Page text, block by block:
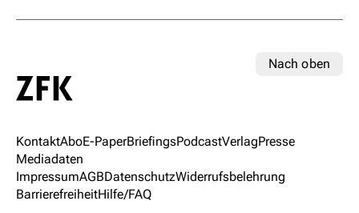
Nach oben
KontaktAboE-PaperBriefingsPodcastVerlagPresse
Mediadaten
ImpressumAGBDatenschutzWiderrufsbelehrung
BarrierefreiheitHilfe/FAQ